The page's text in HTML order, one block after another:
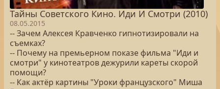
Тайны Советского Кино. Иди И Смотри (2010)
08.05.2015
-- Зачем Алексея Кравченко гипнотизировали на
съемках?
-- Почему на премьерном показе фильма "Иди и
смотри" у кинотеатров дежурили кареты скорой
помощи?
-- Как актёр картины "Уроки французского" Миша